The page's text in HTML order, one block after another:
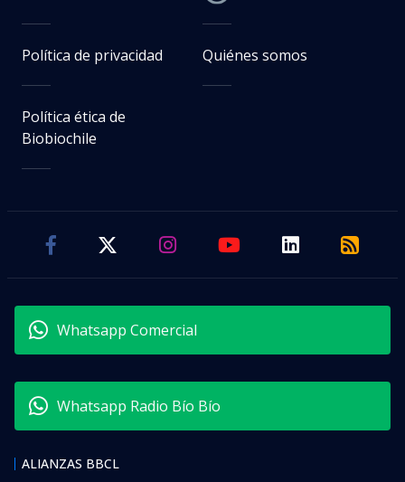
Política de privacidad Quiénes somos
Política ética de
Biobiochile
Whatsapp Comercial
Whatsapp Radio Bío Bío
ALIANZAS BBCL